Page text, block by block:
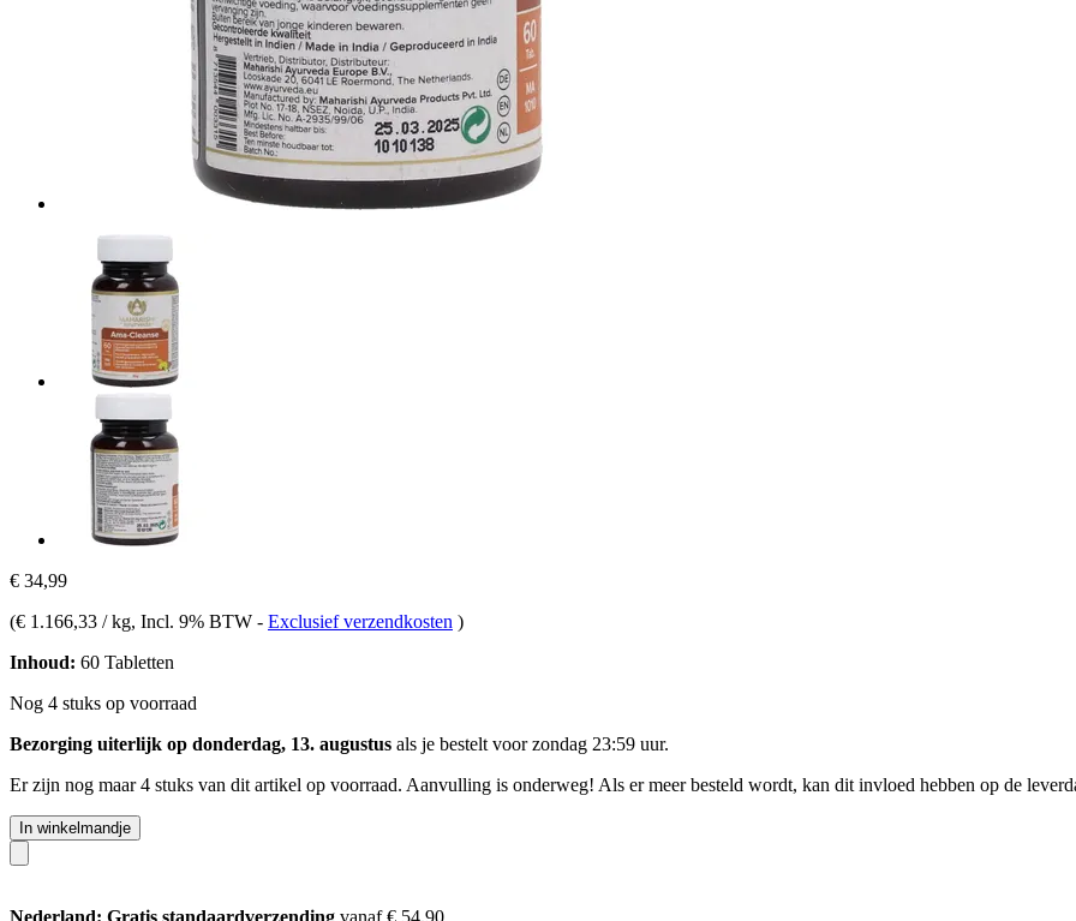
€ 34,99
(€ 1.166,33 / kg, Incl. 9% BTW - Exclusief verzendkosten )
Inhoud: 60 Tabletten
Nog 4 stuks op voorraad
Bezorging uiterlijk op donderdag, 13. augustus als je bestelt voorzondag 23:59 uur.
Er zijn nog maar 4 stuks van dit artikel op voorraad. Aanvulling is onderweg! Als er meer besteld wordt, kan dit invloed hebben op de
In winkelmandje
Nederland: Gratis standaardverzending vanaf € 54,90